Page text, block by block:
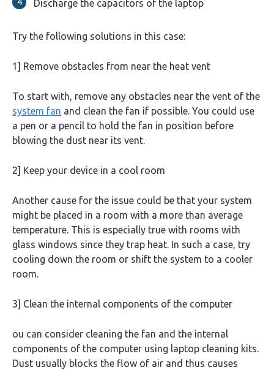
Discharge the capacitors of the laptop
Try the following solutions in this case:
1] Remove obstacles from near the heat vent
To start with, remove any obstacles near the vent of the
system fan and clean the fan if possible. You could use
a pen or a pencil to hold the fan in position before
blowing the dust near its vent.
2] Keep your device in a cool room
Another cause for the issue could be that your system
might be placed in a room with a more than average
temperature. This is especially true with rooms with
glass windows since they trap heat. In such a case, try
cooling down the room or shift the system to a cooler
room.
3] Clean the internal components of the computer
ou can consider cleaning the fan and the internal
components of the computer using laptop cleaning kits.
Dust usually blocks the flow of air and thus causes